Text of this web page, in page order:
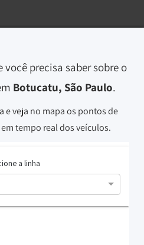
você precisa saber sobre o
Botucatu, São Paulo.
e veja no mapa os pontos de
tempo real dos veículos.